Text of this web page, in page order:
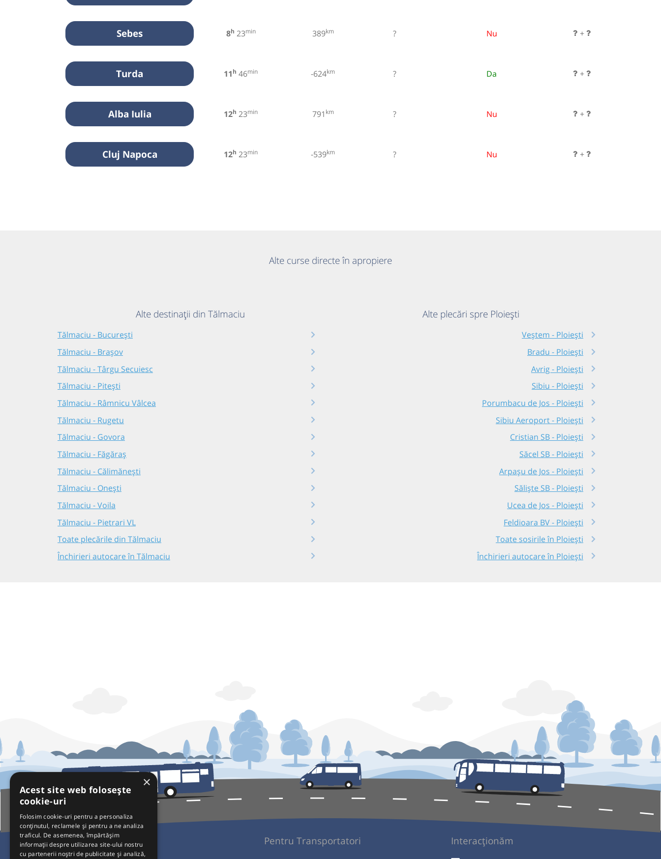
Sebes 8h 23min 389km ? Nu +
Turda 11h 46min -624km ? Da +
Alba Iulia 12h 23min 791 km ? Nu +
Cluj Napoca 12h 23min -539km ? Nu +
Alte curse directe în apropiere
Alte destinații din Tălmaciu
Tălmaciu - București
Tălmaciu - Brașov
Tălmaciu - Târgu Secuiesc
Tălmaciu - Pitești
Tălmaciu - Râmnicu Vâlcea
Tălmaciu - Rugetu
Tălmaciu - Govora
Tălmaciu - Făgăraș
Tălmaciu - Călimănești
Tălmaciu - Onești
Tălmaciu - Voila
Tălmaciu - Pietrari VL
Toate plecările din Tălmaciu
Închirieri autocare în Tălmaciu
Alte plecări spre Ploiești
Veștem - Ploiești
Bradu - Ploiești
Avrig - Ploiești
Sibiu - Ploiești
Porumbacu de Jos - Ploiești
Sibiu Aeroport - Ploiești
Cristian SB - Ploiești
Săcel SB - Ploiești
Arpașu de Jos - Ploiești
Săliște SB - Ploiești
Ucea de Jos - Ploiești
Feldioara BV - Ploiești
Toate sosirile în Ploiești
Închirieri autocare în Ploiești
Pentru Călători Pentru Transportatori Interacționăm
×
Acest site web folosește
cookie-uri
Folosim cookie-uri pentru a personaliza
conținutul, reclamele și pentru a ne analiza
traficul. De asemenea, împărtășim
informații despre utilizarea site-ului nostru
cu partenerii noștri de publicitate și analiză,